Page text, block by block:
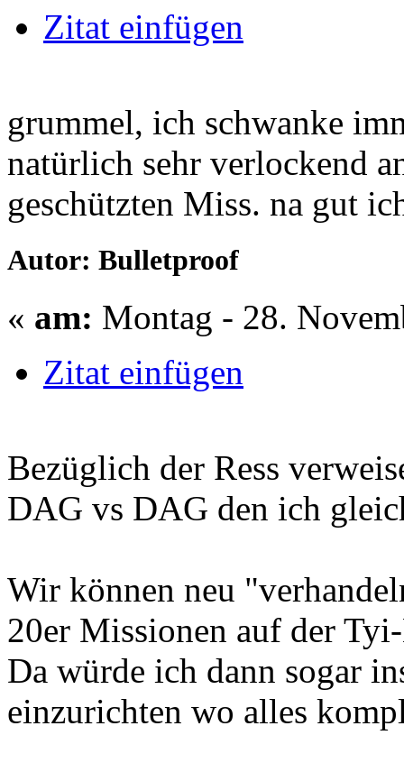
Zitat einfügen
grummel, ich schwanke
natürlich sehr verlockend
geschützten Miss. na gut
Autor: Bulletproof
« am: Montag - 28.
Zitat einfügen
Bezüglich der Ress
DAG vs DAG den ich
Wir können neu
20er Missionen auf der
Da würde ich dann sogar
einzurichten wo alles